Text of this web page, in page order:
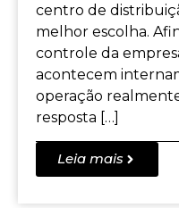
centro de
melhor escolha.
controle da
acontecem
operação
resposta […]
Leia mais